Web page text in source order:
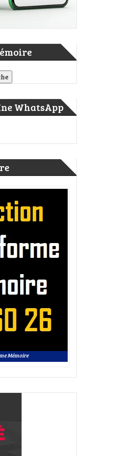
série opposition, associations
WhatsApp
Mémoire